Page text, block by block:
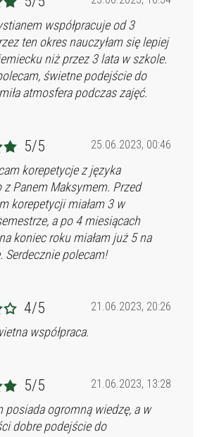
współpracuje od 3
ten okres nauczyłam się lepiej
niż przez 3 lata w szkole.
świetne podejście do
atmosfera podczas zajęć.
25.06.2023, 00:46
5/5
korepetycje z języka
z Panem Maksymem. Przed
korepetycji miałam 3 w
a po 4 miesiącach
koniec roku miałam już 5 na
Serdecznie polecam!
21.06.2023, 20:26
4/5
współpraca.
21.06.2023, 13:28
5/5
posiada ogromną wiedzę, a w
dobre podejście do